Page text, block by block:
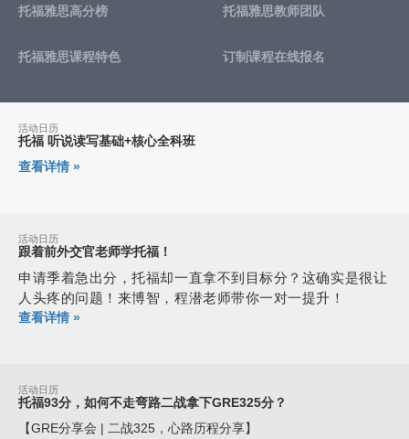
托福雅思高分榜 托福雅思教师团队
托福雅思课程特色 订制课程在线报名
活动日历
托福 听说读写基础+核心全科班
查看详情 »
活动日历
跟着前外交官老师学托福！
申请季着急出分，托福却一直拿不到目标分？这确实是很让
人头疼的问题！来博智，程潜老师带你一对一提升！
查看详情 »
活动日历
托福93分，如何不走弯路二战拿下GRE325分？
【GRE分享会 | 二战325，心路历程分享】